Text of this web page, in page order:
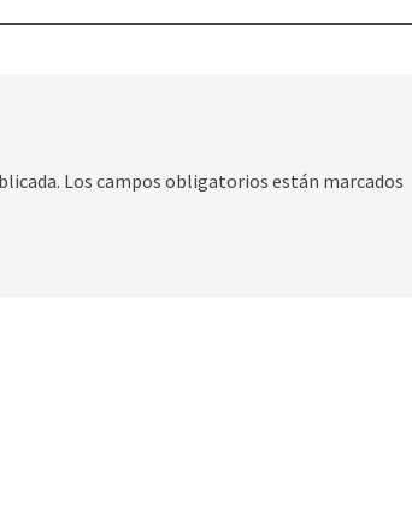
Los campos obligatorios están marcados